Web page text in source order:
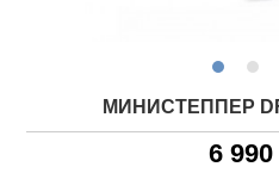
МИНИСТЕППЕР
6